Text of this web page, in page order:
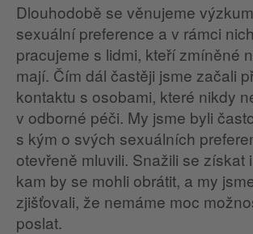
Dlouhodobě se věnujeme
sexuální preference a v rámci
pracujeme s lidmi, kteří zmíněné
mají. Čím dál častěji jsme začali
kontaktu s osobami, které nikdy
v odborné péči. My jsme byli
s kým o svých sexuálních
otevřeně mluvili. Snažili se získat
kam by se mohli obrátit, a my
zjišťovali, že nemáme moc
poslat.